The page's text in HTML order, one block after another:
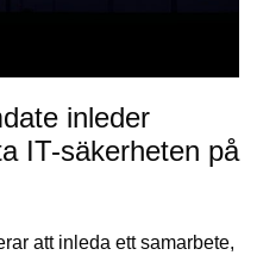
inleder
IT-säkerheten på
att inleda ett samarbete,